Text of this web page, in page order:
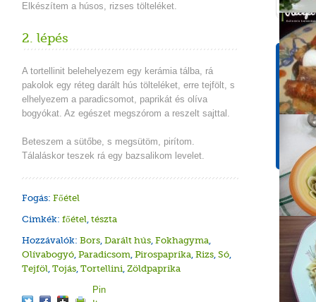
Elkészítem a húsos, rizses tölteléket.
2. lépés
A tortellinit belehelyezem egy kerámia tálba, rá
pakolok egy réteg darált hús tölteléket, erre tejfölt, s
elhelyezem a paradicsomot, paprikát és olíva
bogyókat. Az egészet megszórom a reszelt sajttal.
Beteszem a sütőbe, s megsütöm, pirítom.
Tálaláskor teszek rá egy bazsalikom levelet.
Fogás: Főétel
Cimkék: főétel, tészta
Hozzávalók: Bors, Darált hús, Fokhagyma,
Olívabogyó, Paradicsom, Pirospaprika, Rizs, Só,
Tejföl, Tojás, Tortellini, Zöldpaprika
Pin
1
823